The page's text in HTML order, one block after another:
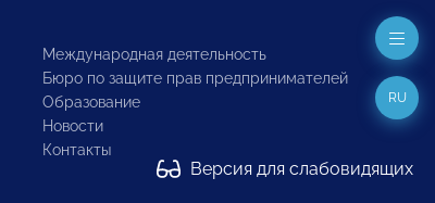
Международная деятельность
Бюро по защите прав предпринимателей
Образование
Новости
Контакты
Версия для слабовидящих
RU